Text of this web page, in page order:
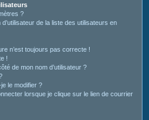
?
de la liste des utilisateurs en
n’est toujours pas correcte !
!
de mon nom d’utilisateur ?
le modifier ?
lorsque je clique sur le lien de courrier